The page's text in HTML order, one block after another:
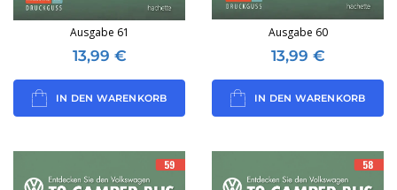
Ausgabe 61
13,99 €
IN DEN WARENKORB
Ausgabe 60
13,99 €
IN DEN WARENKORB